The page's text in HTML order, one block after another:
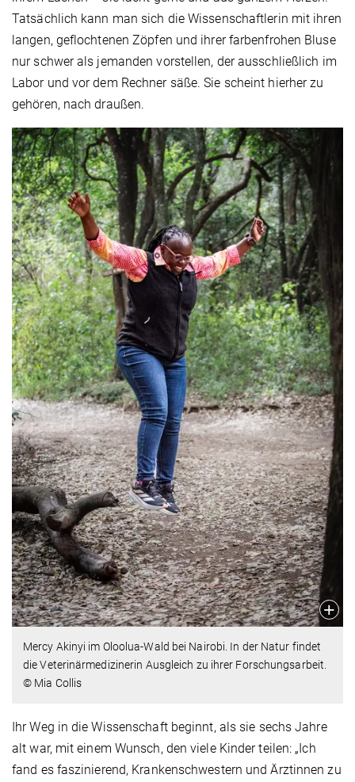
Tatsächlich kann man sich die Wissenschaftlerin mit ihren
langen, geflochtenen Zöpfen und ihrer farbenfrohen Bluse
nur schwer als jemanden vorstellen, der ausschließlich im
Labor und vor dem Rechner säße. Sie scheint hierher zu
gehören, nach draußen.
Mercy Akinyi im Oloolua-Wald bei Nairobi. In der Natur findet
die Veterinärmedizinerin Ausgleich zu ihrer Forschungsarbeit.
© Mia Collis
Ihr Weg in die Wissenschaft beginnt, als sie sechs Jahre
alt war, mit einem Wunsch, den viele Kinder teilen: „Ich
fand es faszinierend, Krankenschwestern und Ärztinnen zu